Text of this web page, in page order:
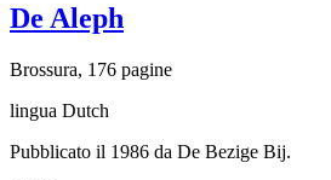
De Aleph
Brossura, 176 pagine
lingua Dutch
Pubblicato il 1986 da De Bezige Bij.